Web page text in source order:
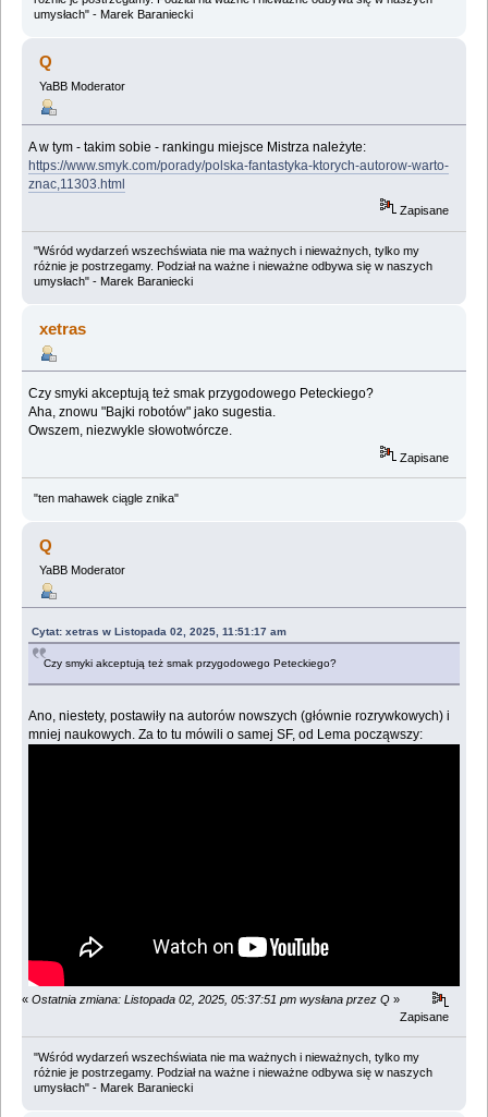
umysłach" - Marek Baraniecki
Q
YaBB Moderator
A w tym - takim sobie - rankingu miejsce Mistrza należyte:
https://www.smyk.com/porady/polska-fantastyka-ktorych-autorow-warto-
znac,11303.html
Zapisane
"Wśród wydarzeń wszechświata nie ma ważnych i nieważnych, tylko my
różnie je postrzegamy. Podział na ważne i nieważne odbywa się w naszych
umysłach" - Marek Baraniecki
xetras
Czy smyki akceptują też smak przygodowego Peteckiego?
Aha, znowu "Bajki robotów" jako sugestia.
Owszem, niezwykle słowotwórcze.
Zapisane
"ten mahawek ciągle znika"
Q
YaBB Moderator
Cytat: xetras w Listopada 02, 2025, 11:51:17 am
Czy smyki akceptują też smak przygodowego Peteckiego?
Ano, niestety, postawiły na autorów nowszych (głównie rozrywkowych) i
mniej naukowych. Za to tu mówili o samej SF, od Lema począwszy:
« Ostatnia zmiana: Listopada 02, 2025, 05:37:51 pm wysłana przez Q »
Zapisane
"Wśród wydarzeń wszechświata nie ma ważnych i nieważnych, tylko my
różnie je postrzegamy. Podział na ważne i nieważne odbywa się w naszych
umysłach" - Marek Baraniecki